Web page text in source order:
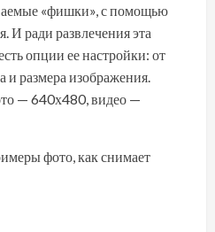
«фишки», с помощью
И ради развлечения эта
опции ее настройки: от
и размера изображения.
— 640х480, видео —
фото, как снимает